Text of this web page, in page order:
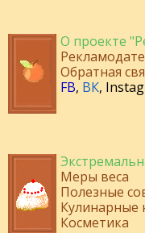
О проекте
Обратная
FB, ВК,
Меры веса
Полезные
Кулинарные
Косметика